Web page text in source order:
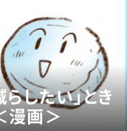
したい」とき
漫画＞